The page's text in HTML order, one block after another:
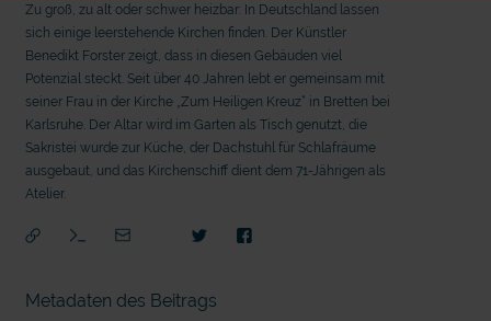
Zu groß, zu alt oder schwer heizbar: In Deutschland lassen
sich einige leerstehende Kirchen finden. Der Künstler
Benedikt Forster zeigt, dass in diesen Gebäuden viel
Potenzial steckt. Seit über 40 Jahren lebt er gemeinsam mit
seiner Frau in der Kirche „Zum Heiligen Kreuz“ in Bretten bei
Karlsruhe. Der Altar wird im Garten als Tisch genutzt, die
Sakristei wurde zur Küche, der Dachstuhl für Schlafräume
ausgebaut, und das Kirchenschiff dient dem 71-Jährigen als
Atelier.
Metadaten des Beitrags